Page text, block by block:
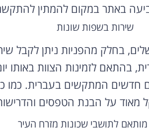
באתר במקום להמתין
שירות בשפות שונות
בחלק מהפניות ניתן לקבל
בהתאם לזמינות הצוות באותו
חדשים המתקשים בעברית. כמו
מאוד על הבנת הטפסים
מותאם לתושבי שכונות מזרח העיר